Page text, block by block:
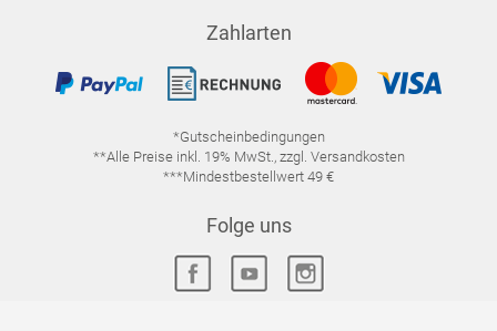
Zahlarten
*Gutscheinbedingungen
**Alle Preise inkl. 19% MwSt., zzgl. Versandkosten
***Mindestbestellwert 49 €
Folge uns